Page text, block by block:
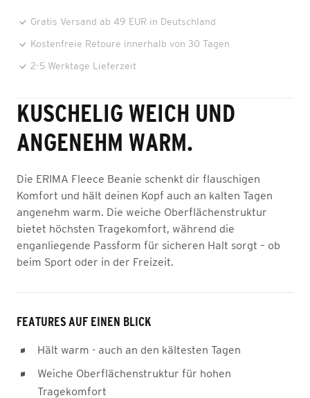
Gratis Versand ab 49 EUR in Deutschland
Kostenfreie Retoure innerhalb von 30 Tagen
2-5 Werktage Lieferzeit
KUSCHELIG WEICH UND
ANGENEHM WARM.
Die ERIMA Fleece Beanie schenkt dir flauschigen
Komfort und hält deinen Kopf auch an kalten Tagen
angenehm warm. Die weiche Oberflächenstruktur
bietet höchsten Tragekomfort, während die
enganliegende Passform für sicheren Halt sorgt – ob
beim Sport oder in der Freizeit.
FEATURES AUF EINEN BLICK
Hält warm - auch an den kältesten Tagen
Weiche Oberflächenstruktur für hohen
Tragekomfort